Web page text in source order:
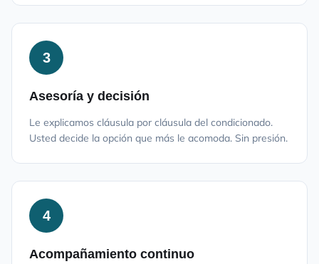
3
Asesoría y decisión
Le explicamos cláusula por cláusula del condicionado.
Usted decide la opción que más le acomoda. Sin presión.
4
Acompañamiento continuo